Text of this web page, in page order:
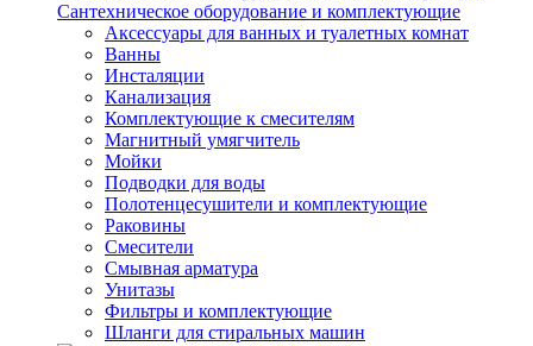
Сантехническое оборудование и комплектующие
Аксессуары для ванных и туалетных комнат
Ванны
Инсталяции
Канализация
Комплектующие к смесителям
Магнитный умягчитель
Мойки
Подводки для воды
Полотенцесушители и комплектующие
Раковины
Смесители
Смывная арматура
Унитазы
Фильтры и комплектующие
Шланги для стиральных машин